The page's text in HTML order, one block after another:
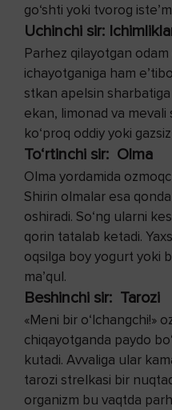
go‘shti yoki tvorog
Uchinchi sir:
Parhez qilayotgan
ichayotganiga ham
stkan apelsin
ekan, limonad va mevali
ko‘proq oddiy yoki
To‘rtinchi sir: Olma
Olma yordamida
Shirin olmalar esa
oshiradi. So‘ng ularni
qorin tatalab ketadi.
oqsilga boy yogurt yoki
ma’qul.
Beshinchi sir: Tarozi
«Meni bir o‘lchangchi!»
chiqayotganda paydo
kutadi. Avvaliga ular
tarozi strelkasi bir
organizm bu vaqtda